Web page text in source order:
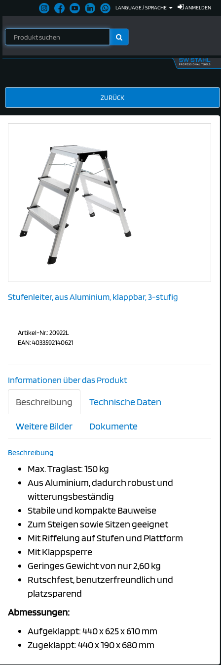
ANMELDEN
LANGUAGE / SPRACHE
Stufenleiter, aus Aluminium, klappbar, 3-stufig
Artikel-Nr.: 20922L
EAN: 4033592140621
Informationen über das Produkt
Beschreibung Technische Daten
Weitere Bilder Dokumente
Beschreibung
Max. Traglast: 150 kg
Aus Aluminium, dadurch robust und
witterungsbeständig
Stabile und kompakte Bauweise
Zum Steigen sowie Sitzen geeignet
Mit Riffelung auf Stufen und Plattform
Mit Klappsperre
Geringes Gewicht von nur 2,60 kg
Rutschfest, benutzerfreundlich und
platzsparend
Abmessungen:
Aufgeklappt: 440 x 625 x 610 mm
Zugeklappt: 440 x 190 x 680 mm